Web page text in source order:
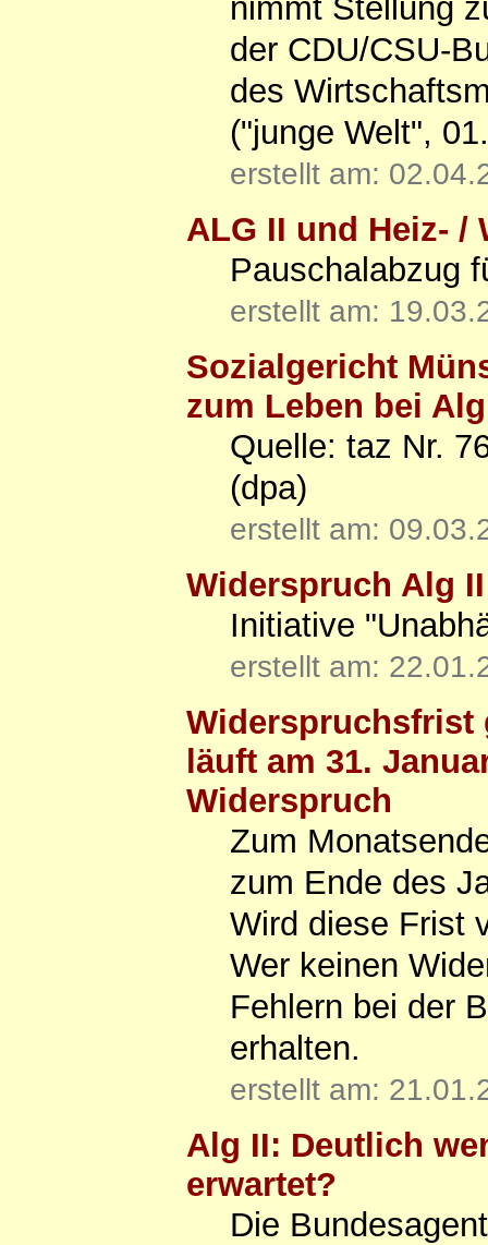
nimmt Stellung
der CDU/CSU-
des
("junge Welt",
erstellt am:
ALG II und Heiz- /
Pauschalabzug
erstellt am:
Sozialgericht
zum Leben bei
Quelle: taz Nr.
(dpa)
erstellt am:
Widerspruch Alg
Initiative
erstellt am:
Widerspruchsfrist
läuft am 31.
Widerspruch
Zum
zum Ende des
Wird diese Frist
Wer keinen
Fehlern bei der
erhalten.
erstellt am:
Alg II: Deutlich
erwartet?
Die